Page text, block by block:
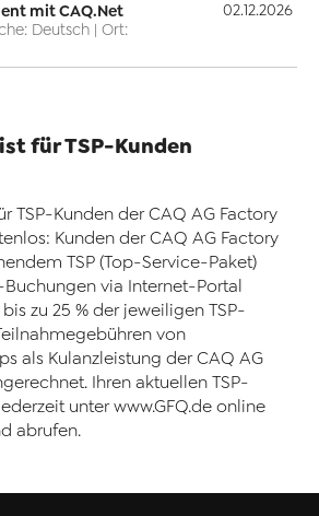
mit CAQ.Net
Deutsch | Ort:
02.12.2026
für TSP-Kunden
TSP-Kunden der CAQ AG Factory
Kunden der CAQ AG Factory
TSP (Top-Service-Paket)
via Internet-Portal
bis zu 25 % der jeweiligen TSP-
von
als Kulanzleistung der CAQ AG
Ihren aktuellen TSP-
unter www.GFQ.de online
abrufen.